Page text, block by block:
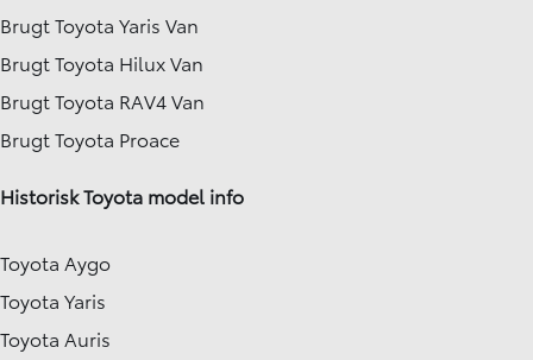
Brugt Toyota Yaris Van
Brugt Toyota Hilux Van
Brugt Toyota RAV4 Van
Brugt Toyota Proace
Historisk Toyota model info
Toyota Aygo
Toyota Yaris
Toyota Auris